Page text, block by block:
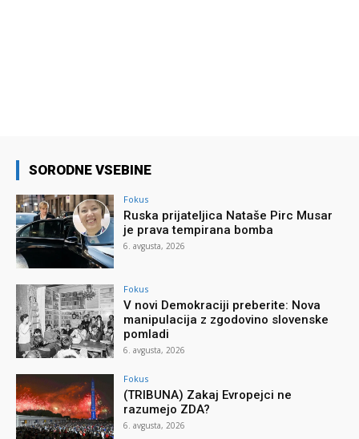
SORODNE VSEBINE
Fokus
Ruska prijateljica Nataše Pirc Musar
je prava tempirana bomba
6. avgusta, 2026
Fokus
V novi Demokraciji preberite: Nova
manipulacija z zgodovino slovenske
pomladi
6. avgusta, 2026
Fokus
(TRIBUNA) Zakaj Evropejci ne
razumejo ZDA?
6. avgusta, 2026